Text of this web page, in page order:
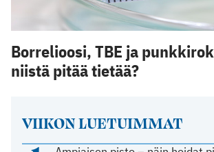
VIIKON LUETUIMMAT
Borrelioosi, TBE ja
niistä pitää tietää?